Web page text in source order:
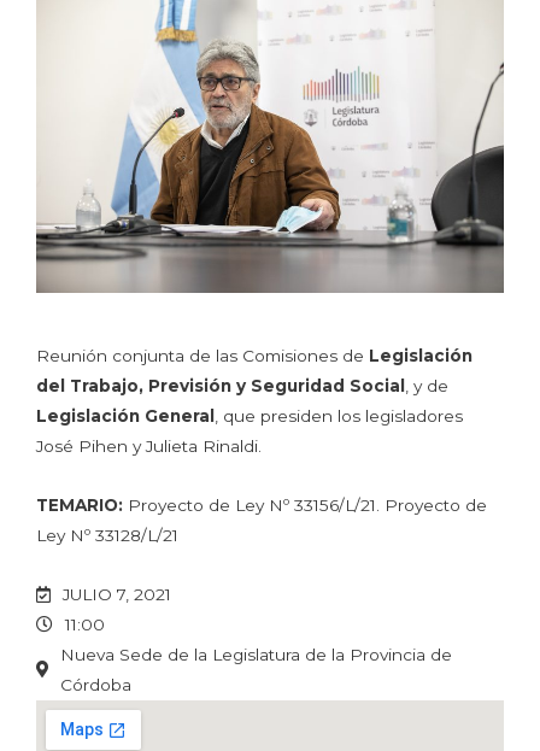
Reunión conjunta de las Comisiones de Legislación
del Trabajo, Previsión y Seguridad Social
, y de
Legislación General
, que presiden los legisladores
José Pihen y Julieta Rinaldi.
TEMARIO: Proyecto de Ley Nº 33156/L/21. Proyecto de
Ley Nº 33128/L/21
JULIO 7, 2021
11:00
Nueva Sede de la Legislatura de la Provincia de
Córdoba